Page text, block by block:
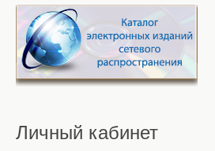
Личный кабинет